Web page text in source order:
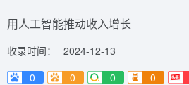
用人工智能推动收入增长
收录时间：
2024-12-13
0
0 0 0